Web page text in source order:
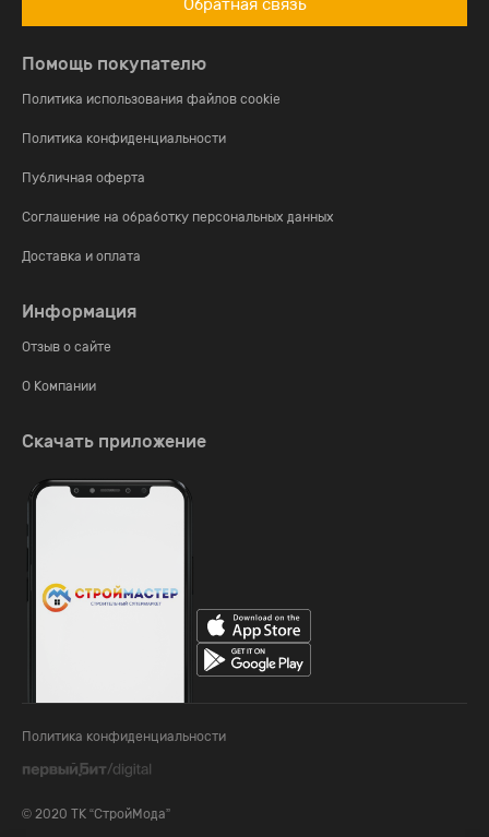
Помощь покупателю
Политика использования файлов cookie
Политика конфиденциальности
Публичная оферта
Соглашение на обработку персональных данных
Доставка и оплата
Информация
Отзыв о сайте
О Компании
Обратная связь
Скачать приложение
© 2020 ТК “СтройМода”
Политика конфиденциальности